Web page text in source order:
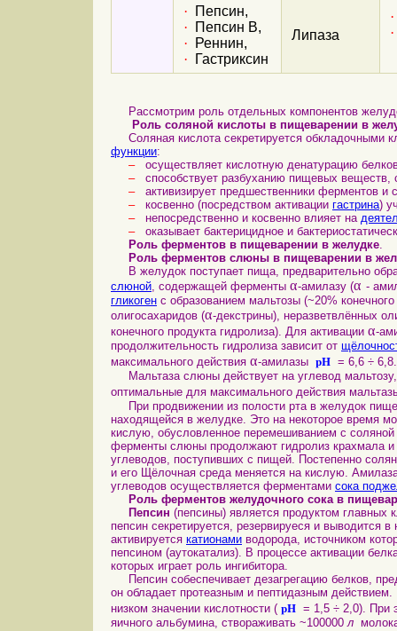
·
·
· Пепсин,
· Пепсин B,
· Реннин,
· Гастриксин
Липаза
Рассмотрим роль отдельных компонентов
Роль соляной кислоты в пищеварении в
Соляная кислота секретируется обкладочными
функции:
–осуществляет кислотную денатурацию
–способствует разбуханию пищевых веществ,
–активизирует предшественники ферментов и
–косвенно (посредством активации гастрина)
–непосредственно и косвенно влияет на
–оказывает бактерицидное и
Роль ферментов в пищеварении в желудке.
Роль ферментов слюны в пищеварении в
В желудок поступает пища, предварительно
слюной, содержащей ферменты α-амилазу (α -
гликоген с образованием мальтозы (~20%
олигосахаридов (α-декстрины), неразветвлённых
конечного продукта гидролиза). Для активации α-
продолжительность гидролиза зависит от
максимального действия α-амилазыpH = 6,6 ÷ 6,8.
Мальтаза слюны действует на углевод
оптимальные для максимального действия
При продвижении из полости рта в желудок
находящейся в желудке. Это на некоторое время
кислую, обусловленное перемешиванием с
ферменты слюны продолжают гидролиз крахмала и
углеводов, поступивших с пищей. Постепенно
и его Щёлочная среда меняется на кислую.
углеводов осуществляется ферментами сока
Роль ферментов желудочного сока в
Пепсин (пепсины) является продуктом главных
пепсин секретируется, резервируеся и выводится
активируется катионами водорода, источником
пепсином (аутокатализ). В процессе активации
которых играет роль ингибитора.
Пепсин собеспечивает дезагрегацию белков,
он обладает протеазным и пептидазным
низком значении кислотности ( pH = 1,5 ÷ 2,0). При
яичного альбумина, створаживать ~100000л